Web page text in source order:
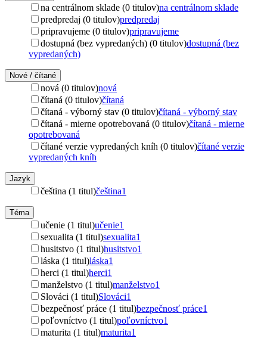
na centrálnom sklade (0 titulov)na centrálnom sklade
predpredaj (0 titulov)predpredaj
pripravujeme (0 titulov)pripravujeme
dostupná (bez vypredaných) (0 titulov)dostupná (bez
vypredaných)
Nové / čítané
nová (0 titulov)nová
čítaná (0 titulov)čítaná
čítaná - výborný stav (0 titulov)čítaná - výborný stav
čítaná - mierne opotrebovaná (0 titulov)čítaná - mierne
opotrebovaná
čítané verzie vypredaných kníh (0 titulov)čítané verzie
vypredaných kníh
Jazyk
čeština (1 titul)čeština1
Téma
učenie (1 titul)učenie1
sexualita (1 titul)sexualita1
husitstvo (1 titul)husitstvo1
láska (1 titul)láska1
herci (1 titul)herci1
manželstvo (1 titul)manželstvo1
Slováci (1 titul)Slováci1
bezpečnosť práce (1 titul)bezpečnosť práce1
poľovníctvo (1 titul)poľovníctvo1
maturita (1 titul)maturita1